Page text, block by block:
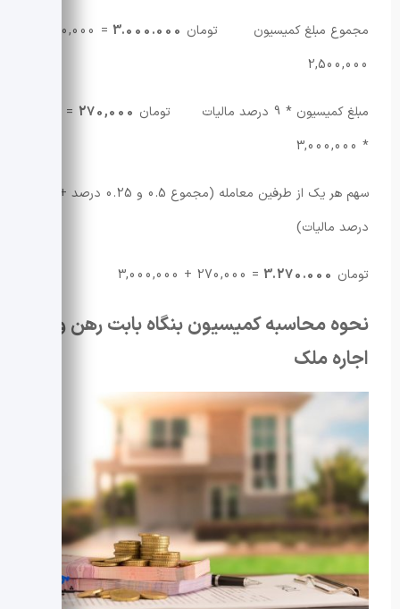
مجموع مبلغ کمیسیون تومان 3.000.000
2,500,000
مبلغ کمیسیون * 9 درصد مالیات تومان 270,000
* 3,000,000
درصد مالیات)
تومان 3.270.000
= 270,000 + 3,000,000
نحوه محاسبه کمیسیون بنگاه بابت رهن و
اجاره ملک